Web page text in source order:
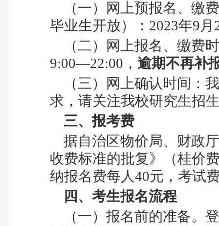
（一）网上预报名、缴
毕业生开放）： 2023年9月
（二）网上报名、缴费
9:00—22:00 ， 逾期不再补
（三）网上确认时间：
求，请关注我校研究生招
三、报考费
据自治区物价局、财政
收费标准的批复》（桂价
纳报名费每人40元，考试
四、考生报名流程
（一） 报名前的准备。